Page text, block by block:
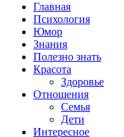
Главная
Психология
Юмор
Знания
Полезно знать
Красота
Здоровье
Отношения
Семья
Дети
Интересное